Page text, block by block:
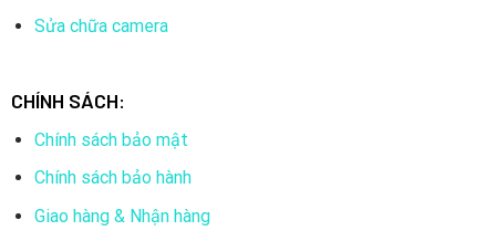
Sửa chữa camera
CHÍNH SÁCH:
Chính sách bảo mật
Chính sách bảo hành
Giao hàng & Nhận hàng